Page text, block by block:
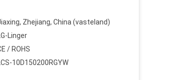
Zhejiang, China (vasteland)
Linger
/ ROHS
10D150200RGYW